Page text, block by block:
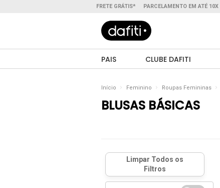
FRETE GRÁTIS* PARCELAMENTO EM ATÉ 10X
PAIS CLUBE DAFITI
Início Feminino Roupas Femininas
BLUSAS BÁSICAS